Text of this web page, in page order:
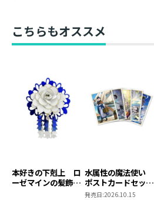
こちらもオススメ
本好きの下剋上 ロ
ーゼマインの髪飾り
水属性の魔法使い
ポストカードセット
2
発売日:2026.10.15